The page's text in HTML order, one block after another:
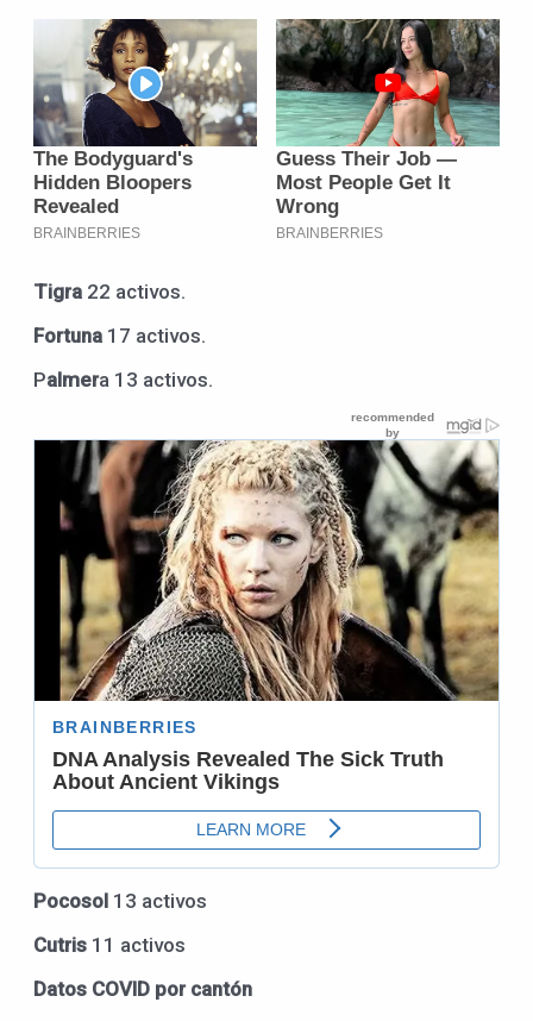
Tigra 22 activos.
Fortuna 17 activos.
Palmera 13 activos.
Pocosol 13 activos
Cutris 11 activos
Datos COVID por cantón